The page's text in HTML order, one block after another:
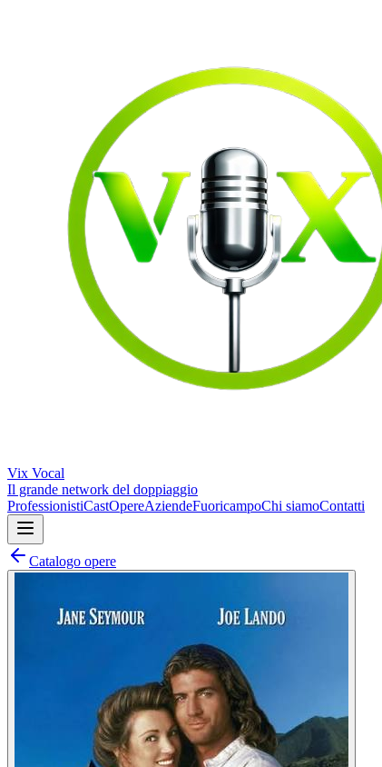
Vix Vocal
Il grande network del doppiaggio
ProfessionistiCastOpereAziendeFuoricampoChi siamoContatti
Catalogo opere